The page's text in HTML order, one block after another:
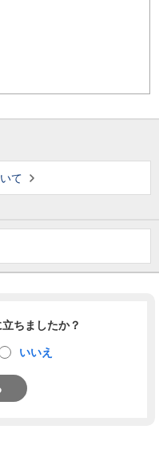
て
ちましたか？
いいえ